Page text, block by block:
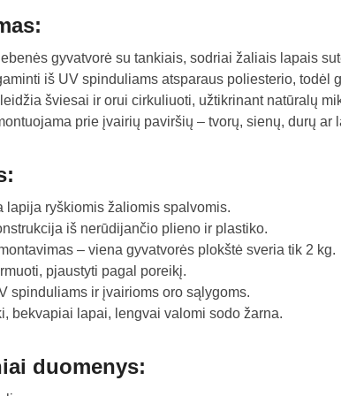
gyvatvorė su tankiais, sodriai žaliais lapais
iš UV spinduliams atsparaus poliesterio, todėl
šviesai ir orui cirkuliuoti, užtikrinant natūralų
prie įvairių paviršių – tvorų, sienų, durų ar
lapija ryškiomis žaliomis spalvomis.
iš nerūdijančio plieno ir plastiko.
– viena gyvatvorės plokštė sveria tik 2 kg.
pjaustyti pagal poreikį.
spinduliams ir įvairioms oro sąlygoms.
bekvapiai lapai, lengvai valomi sodo žarna.
duomenys: